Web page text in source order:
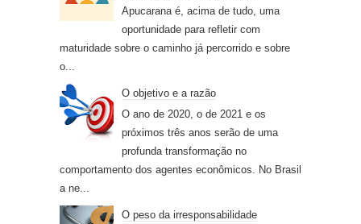
Apucarana é, acima de tudo, uma
oportunidade para refletir com
maturidade sobre o caminho já percorrido e sobre
o...
O objetivo e a razão
O ano de 2020, o de 2021 e os
próximos três anos serão de uma
profunda transformação no
comportamento dos agentes econômicos. No Brasil
a ne...
O peso da irresponsabilidade